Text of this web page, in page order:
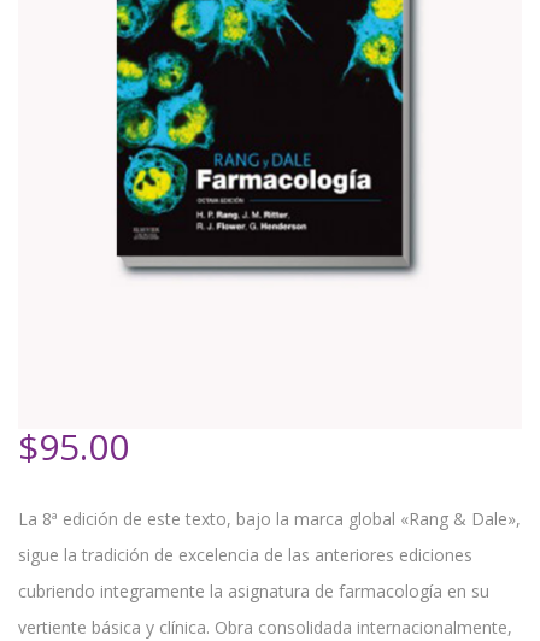
$95.00
La 8ª edición de este texto, bajo la marca global «Rang & Dale»,
sigue la tradición de excelencia de las anteriores ediciones
cubriendo integramente la asignatura de farmacología en su
vertiente básica y clínica. Obra consolidada internacionalmente,